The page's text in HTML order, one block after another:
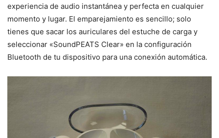
experiencia de audio instantánea y perfecta en cualquier
momento y lugar. El emparejamiento es sencillo; solo
tienes que sacar los auriculares del estuche de carga y
seleccionar «SoundPEATS Clear» en la configuración
Bluetooth de tu dispositivo para una conexión automática.